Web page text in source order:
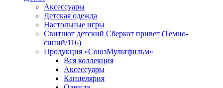
Аксессуары
Детская одежда
Настольные игры
Свитшот детский Сберкот привет (Темно-
синий/116)
Продукция «СоюзМультфильм»
Вся коллекция
Аксессуары
Канцелярия